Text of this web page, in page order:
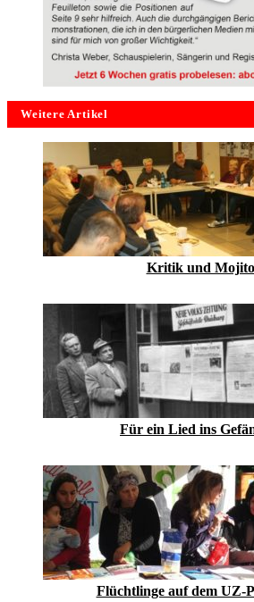
Weitere Artikel
Kritik und Mojito
Für ein Lied ins
Flüchtlinge auf dem UZ-